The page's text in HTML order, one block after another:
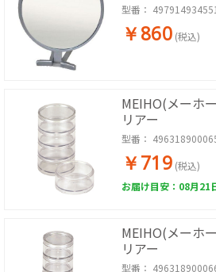
型番：
￥860 (税込)
MEIHO(メーホ
リアー
型番：
￥719 (税込)
お届け目安：08月21
MEIHO(メーホ
リアー
型番：